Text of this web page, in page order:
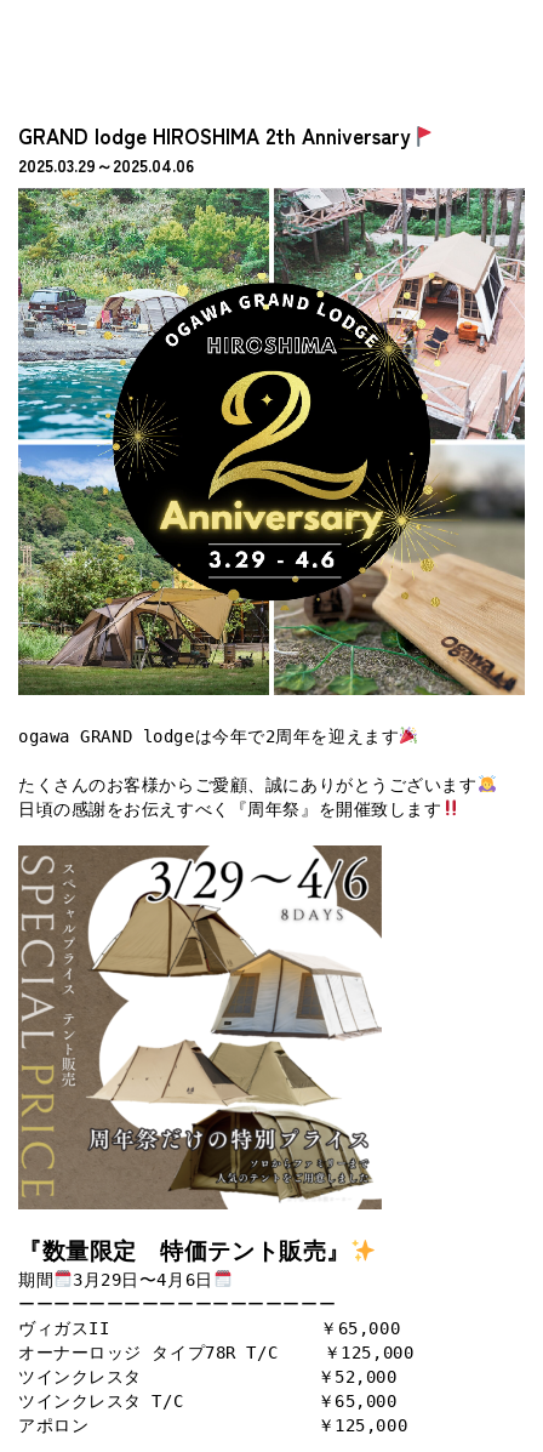
GRAND lodge HIROSHIMA 2th Anniversary
2025.03.29～2025.04.06
ogawa GRAND lodgeは今年で2周年を迎えます
たくさんのお客様からご愛顧、誠にありがとうございます
日頃の感謝をお伝えすべく『周年祭』を開催致します
『数量限定 特価テント販売』
期間
3月29日〜4月6日
ーーーーーーーーーーーーーーーーーー
ヴィガスII
￥65,000
オーナーロッジ タイプ78R T/C ￥125,000
ツインクレスタ ￥52,000
ツインクレスタ T/C ￥65,000
アポロン ￥125,000